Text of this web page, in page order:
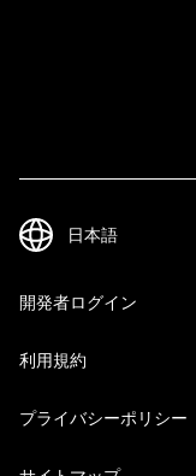
開発者ログイン
利用規約
プライバシーポリシー